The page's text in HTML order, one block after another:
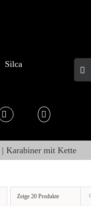
Silca
Karabiner mit Kette
Zeige 20 Produkte